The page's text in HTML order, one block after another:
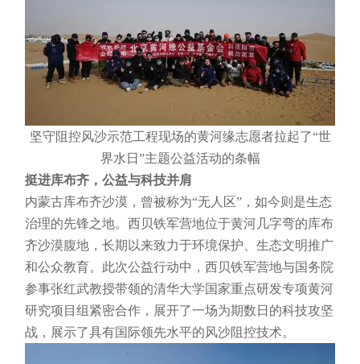
坚守阻控风沙示范工程现场的黄河缘志愿者拉起了“世
界水日”主题公益活动的条幅
挺进库布齐，公益与科技并肩
内蒙古库布齐沙漠，曾被称为“无人区”，如今则是生态
治理的先锋之地。西贝铁军营地位于黄河几字弯的库布
齐沙漠腹地，长期以来致力于环境保护、生态文明推广
和公众教育。此次公益行动中，西贝铁军营地与国务院
参事张红武教授带领的清华大学国家重点研发专项黄河
研究项目组紧密合作，展开了一场为期数日的科技攻坚
战，展示了具有国际领先水平的风沙阻控技术。